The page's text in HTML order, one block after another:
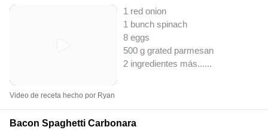
1 red onion
1 bunch spinach
8 eggs
500 g grated parmesan
2 ingredientes más......
Video de receta hecho por Ryan
Bacon Spaghetti Carbonara